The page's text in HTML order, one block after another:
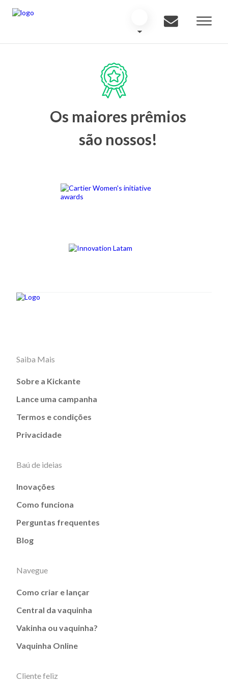
Os maiores prêmios
são nossos!
Saiba Mais
Sobre a Kickante
Lance uma campanha
Termos e condições
Privacidade
Baú de ideias
Inovações
Como funciona
Perguntas frequentes
Blog
Navegue
Como criar e lançar
Central da vaquinha
Vakinha ou vaquinha?
Vaquinha Online
Cliente feliz